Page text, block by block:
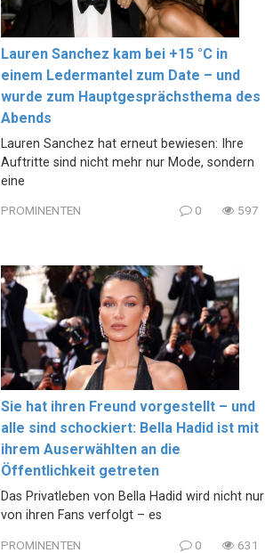
Lauren Sanchez kam bei +15 °C in
einem Ledermantel zum Date – und
wurde zum Hauptgesprächsthema des
Abends
Lauren Sanchez hat erneut bewiesen: Ihre
Auftritte sind nicht mehr nur Mode, sondern
eine
PROMINENTEN 0 597
Sie hat ihren Freund vorgestellt – und
alle sind schockiert: Bella Hadid ist mit
ihrem Auserwählten an die
Öffentlichkeit getreten
Das Privatleben von Bella Hadid wird nicht nur
von ihren Fans verfolgt – es
PROMINENTEN 0 631